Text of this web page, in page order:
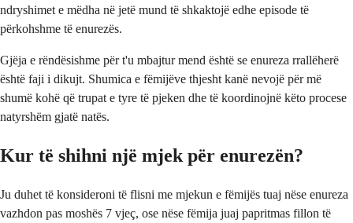
ndryshimet e mëdha në jetë mund të shkaktojë edhe episode të
përkohshme të enurezës.
Gjëja e rëndësishme për t'u mbajtur mend është se enureza rrallëherë
është faji i dikujt. Shumica e fëmijëve thjesht kanë nevojë për më
shumë kohë që trupat e tyre të pjeken dhe të koordinojnë këto procese
natyrshëm gjatë natës.
Kur të shihni një mjek për enurezën?
Ju duhet të konsideroni të flisni me mjekun e fëmijës tuaj nëse enureza
vazhdon pas moshës 7 vjeç, ose nëse fëmija juaj papritmas fillon të